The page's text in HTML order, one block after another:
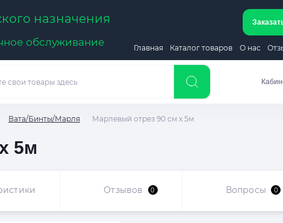
назначения
обслуживание Главная Каталог товаров О нас
Вата/Бинты/Марля Марлевый отрез 90 см х 5м
5м
Отзывов 0 Вопросы 0